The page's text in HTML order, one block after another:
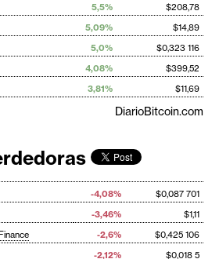
5,5%
$208,78
5,09%
$14,89
5,0%
$0,323 116
4,08%
$399,52
3,81% $11,69
DiarioBitcoin.com
-4,08%
$0,087 701
-3,46%
$1,11
-2,6%
$0,425 106
-2,12% $0,018 5